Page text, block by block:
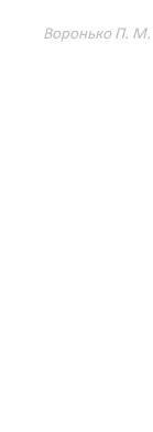
Воронько П. М.